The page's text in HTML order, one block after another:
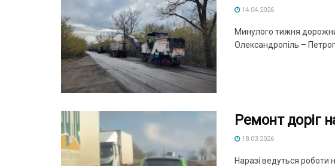
14.04.2026
Минулого тижня
Олександропіль –
Ремонт доріг
18.03.2026
Наразі ведуться